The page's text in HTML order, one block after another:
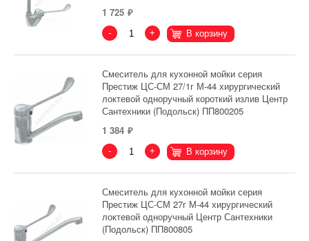
1 725
- + В корзину
Смеситель для кухонной мойки серия
Престиж ЦС-СМ 27/1г М-44 хирургический
локтевой одноручный короткий излив Центр
Сантехники (Подольск) ПП800205
1 384
- + В корзину
Смеситель для кухонной мойки серия
Престиж ЦС-СМ 27г М-44 хирургический
локтевой одноручный Центр Сантехники
(Подольск) ПП800805